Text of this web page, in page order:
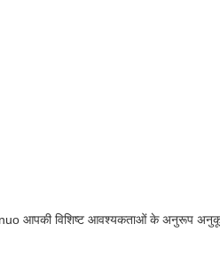
आपकी विशिष्ट आवश्यकताओं के अनुरूप